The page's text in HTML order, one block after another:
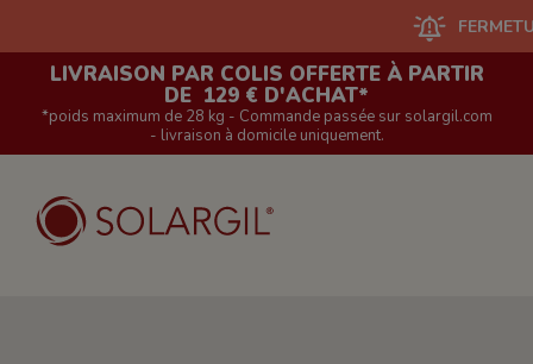
FERMETURE
LIVRAISON PAR COLIS OFFERTE À PARTIR
DE 129 € D'ACHAT*
*poids maximum de 28 kg - Commande passée sur solargil.com
- livraison à domicile uniquement.